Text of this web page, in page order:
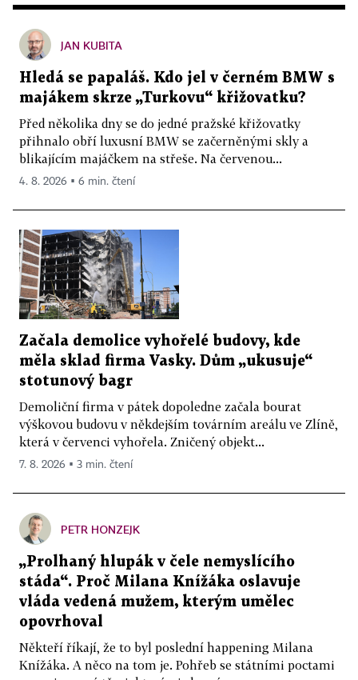
JAN KUBITA
Hledá se papaláš. Kdo jel v černém BMW s
majákem skrze „Turkovu“ křižovatku?
Před několika dny se do jedné pražské křižovatky
přihnalo obří luxusní BMW se začerněnými skly a
blikajícím majáčkem na střeše. Na červenou...
4. 8. 2026 ▪ 6 min. čtení
Začala demolice vyhořelé budovy, kde
měla sklad firma Vasky. Dům „ukusuje“
stotunový bagr
Demoliční firma v pátek dopoledne začala bourat
výškovou budovu v někdejším továrním areálu ve Zlíně,
která v červenci vyhořela. Zničený objekt...
7. 8. 2026 ▪ 3 min. čtení
PETR HONZEJK
„Prolhaný hlupák v čele nemyslícího
stáda“. Proč Milana Knížáka oslavuje
vláda vedená mužem, kterým umělec
opovrhoval
Někteří říkají, že to byl poslední happening Milana
Knížáka. A něco na tom je. Pohřeb se státními poctami